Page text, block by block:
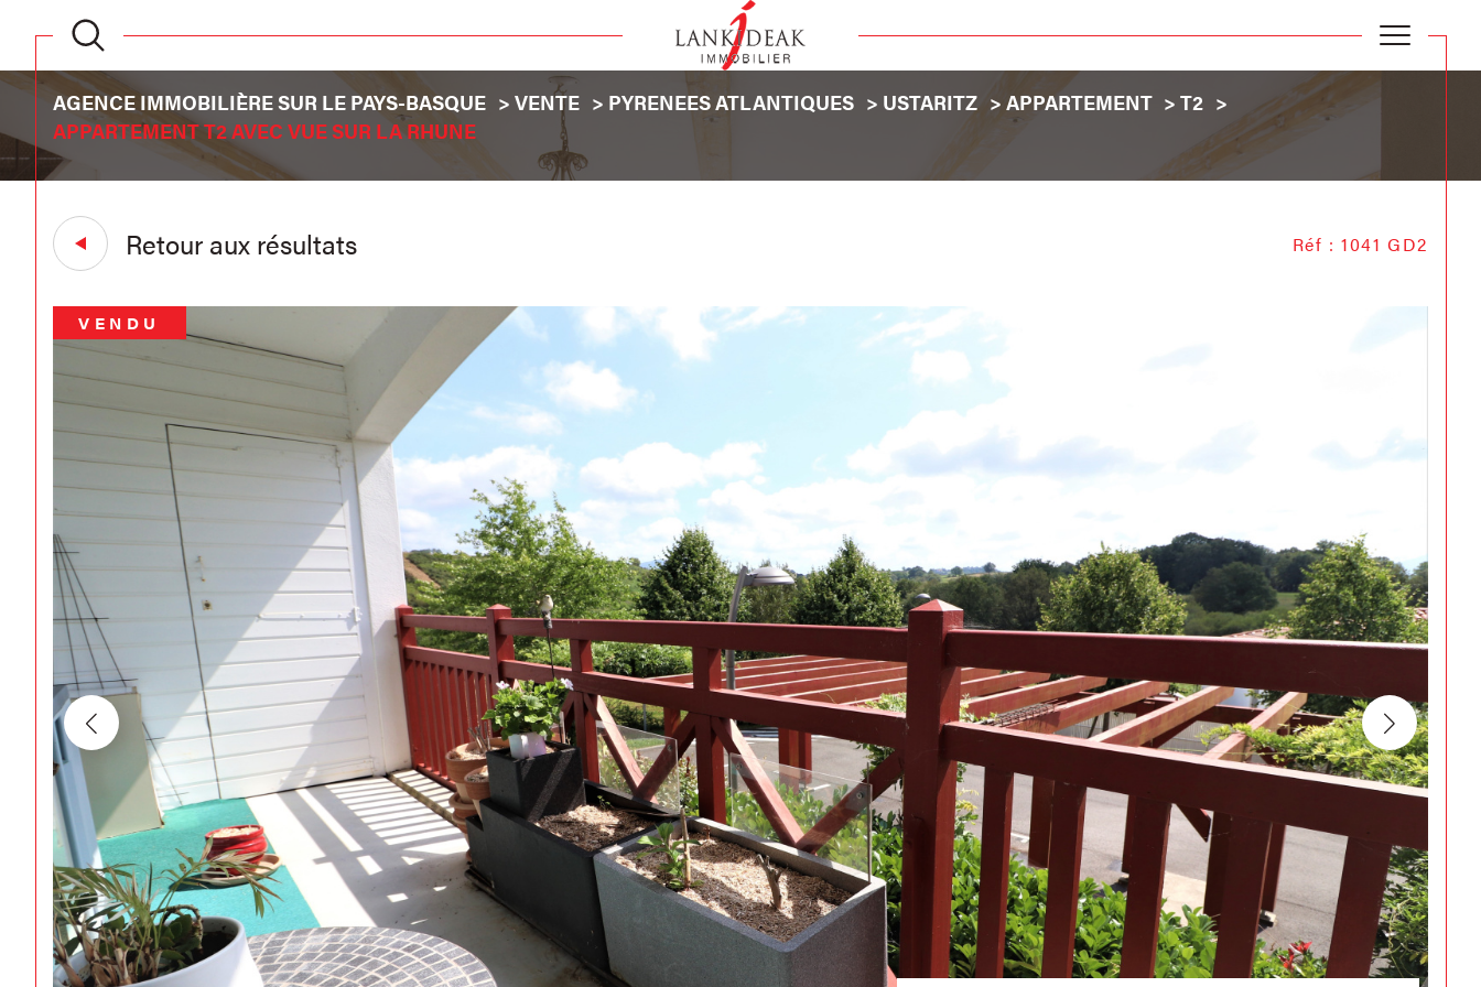
AGENCE IMMOBILIÈRE SUR LE PAYS-BASQUE VENTE PYRENEES ATLANTIQUES USTARITZ APPARTEMENT
T2
APPARTEMENT T2 AVEC VUE SUR LA RHUNE
Retour aux résultats Réf : 1041 GD2
VENDU